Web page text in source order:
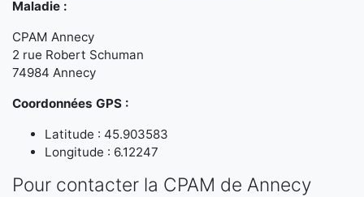
Maladie :
CPAM Annecy
2 rue Robert Schuman
74984 Annecy
Coordonnées GPS :
Latitude : 45.903583
Longitude : 6.12247
Pour contacter la CPAM de Annecy